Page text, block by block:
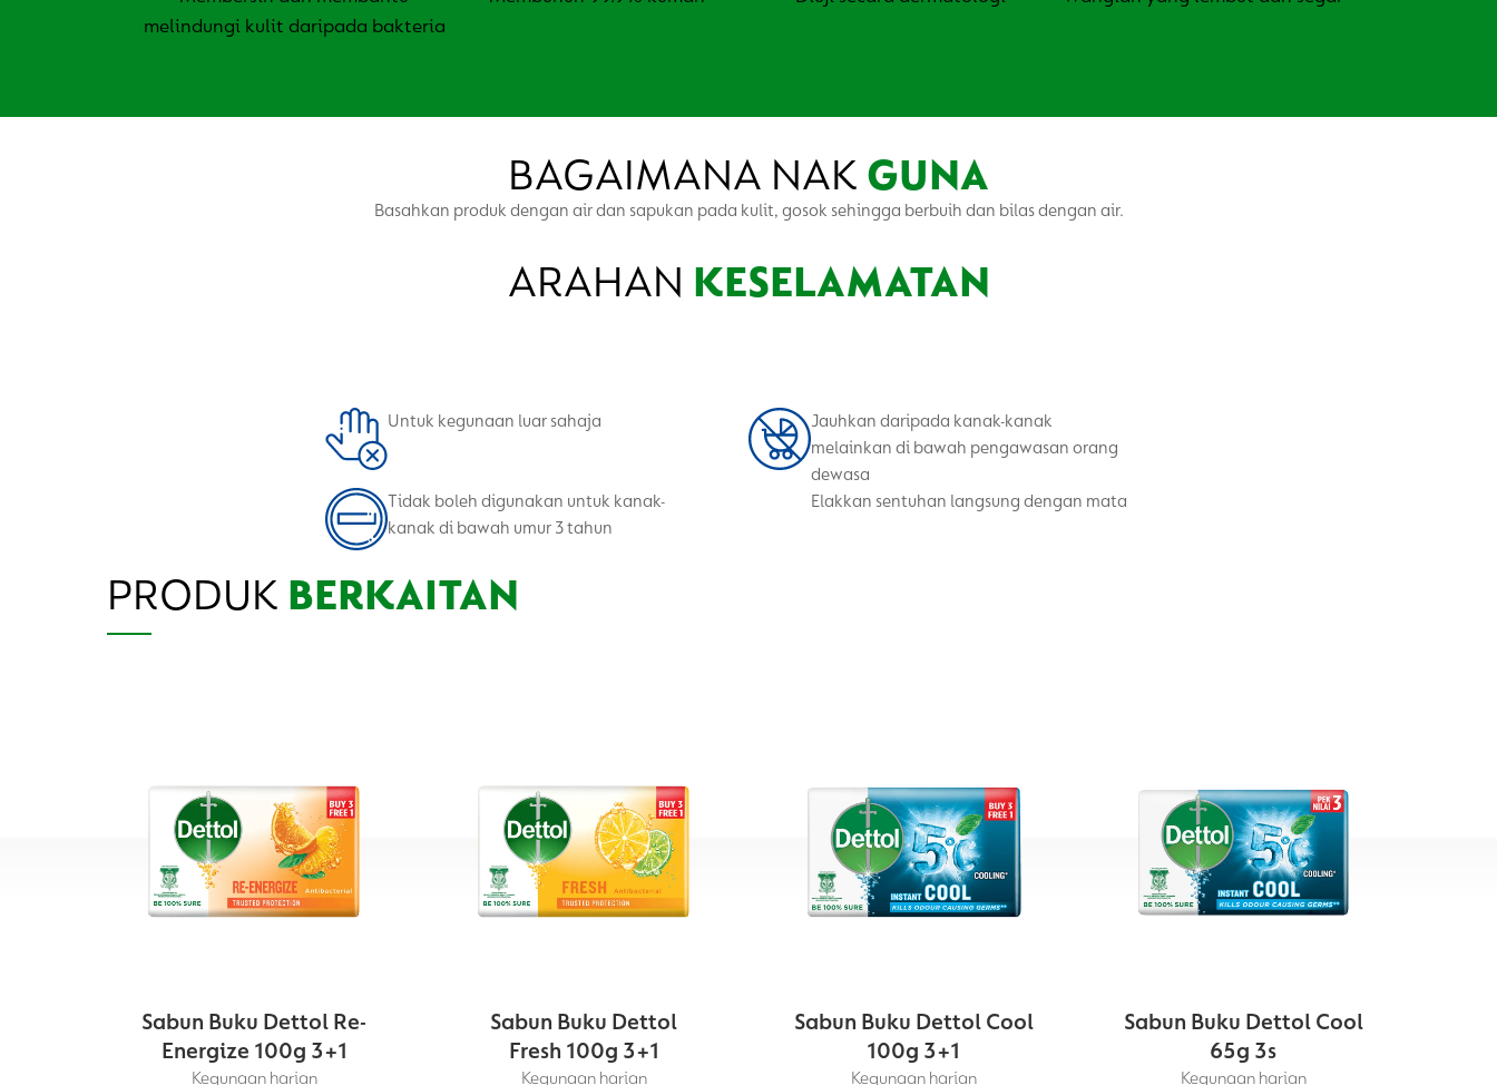
melindungi kulit daripada bakteria
BAGAIMANA NAK GUNA
Basahkan produk dengan air dan sapukan pada kulit, gosok sehingga berbuih dan bilas dengan air.
ARAHAN KESELAMATAN
Untuk kegunaan luar sahaja
Jauhkan daripada kanak-kanak
melainkan di bawah pengawasan orang
dewasa
Tidak boleh digunakan untuk kanak-
kanak di bawah umur 3 tahun
Elakkan sentuhan langsung dengan mata
PRODUK BERKAITAN
Sabun Buku Dettol Re-
Energize 100g 3+1
Kegunaan harian
Sabun Buku Dettol
Fresh 100g 3+1
Kegunaan harian
Sabun Buku Dettol Cool
100g 3+1
Kegunaan harian
Sabun Buku Dettol Cool
65g 3s
Kegunaan harian